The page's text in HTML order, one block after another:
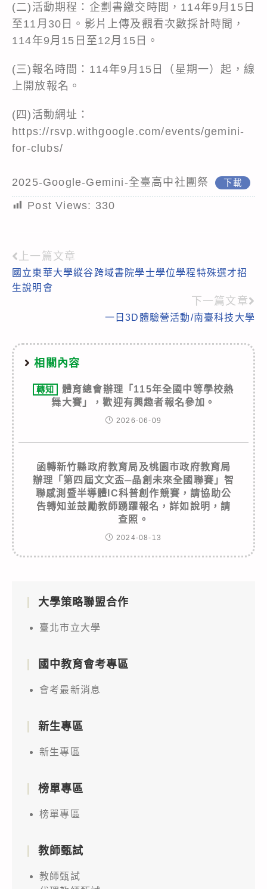
(二)活動期程：企劃書繳交時間，114年9月15日
至11月30日。影片上傳及觀看次數採計時間，
114年9月15日至12月15日。
(三)報名時間：114年9月15日（星期一）起，線
上開放報名。
(四)活動網址：
https://rsvp.withgoogle.com/events/gemini-
for-clubs/
2025-Google-Gemini-全臺高中社團祭 下載
Post Views: 330
Read
more
上一篇文章
國立東華大學縱谷跨域書院學士學位學程特殊選才招
生說明會
下一篇文章
一日3D體驗營活動/南臺科技大學
相關內容
轉知
體育總會辦理「115年全國中等學校熱
舞大賽」，歡迎有興趣者報名參加。
2026-06-09
函轉新竹縣政府教育局及桃園市政府教育局
辦理「第四屆文文盃─晶創未來全國聯賽」智
聯感測暨半導體IC科普創作競賽，請協助公
告轉知並鼓勵教師踴躍報名，詳如說明，請
查照。
2024-08-13
大學策略聯盟合作
臺北市立大學
國中教育會考專區
會考最新消息
新生專區
新生專區
榜單專區
榜單專區
教師甄試
教師甄試